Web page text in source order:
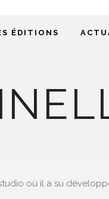
ÉDITIONS
où il a su